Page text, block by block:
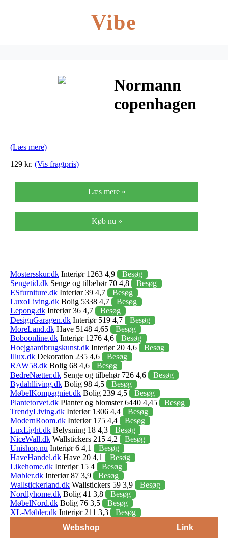
Vibe
Normann
copenhagen
(Læs mere)
129 kr. (Vis fragtpris)
Læs mere »
Køb nu »
Mostersskur.dk Interiør 1263 4,9
Besøg
Sengetid.dk Senge og tilbehør 70 4,8
Besøg
ESfurniture.dk Interiør 39 4,7
Besøg
LuxoLiving.dk Bolig 5338 4,7
Besøg
Lepong.dk Interiør 36 4,7
Besøg
DesignGaragen.dk Interiør 519 4,7
Besøg
MoreLand.dk Have 5148 4,65
Besøg
Boboonline.dk Interiør 1276 4,6
Besøg
Hoejgaardbrugskunst.dk Interiør 20 4,6
Besøg
Illux.dk Dekoration 235 4,6
Besøg
RAW58.dk Bolig 68 4,6
Besøg
BedreNætter.dk Senge og tilbehør 726 4,6
Besøg
Bydahlliving.dk Bolig 98 4,5
Besøg
MøbelKompagniet.dk Bolig 239 4,5
Besøg
Plantetorvet.dk Planter og blomster 6440 4,45
Besøg
TrendyLiving.dk Interiør 1306 4,4
Besøg
ModernRoom.dk Interiør 175 4,4
Besøg
LuxLight.dk Belysning 18 4,3
Besøg
NiceWall.dk Wallstickers 215 4,2
Besøg
Unishop.nu Interiør 6 4,1
Besøg
HaveHandel.dk Have 20 4,1
Besøg
Likehome.dk Interiør 15 4
Besøg
Møbler.dk Interiør 87 3,9
Besøg
Wallstickerland.dk Wallstickers 59 3,9
Besøg
Nordlyhome.dk Bolig 41 3,8
Besøg
MøbelNord.dk Bolig 76 3,5
Besøg
XL-Møbler.dk Interiør 211 3,3
Besøg
Webshop
Link